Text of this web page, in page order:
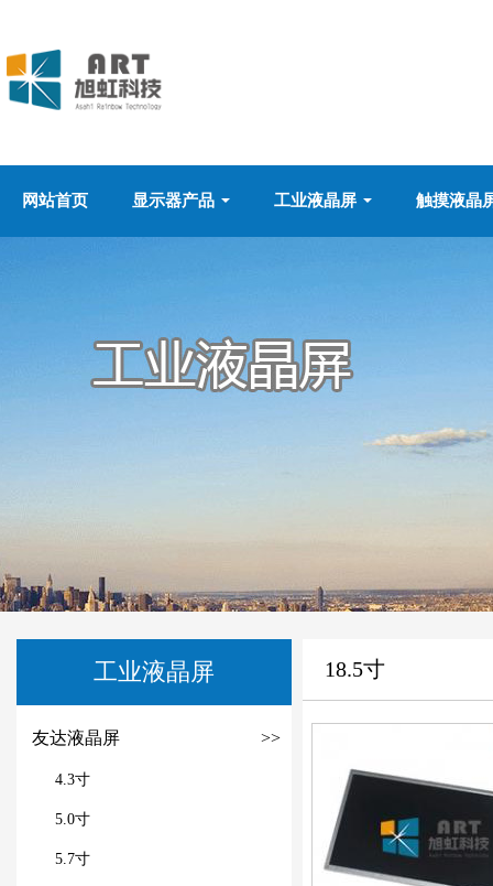
网站首页 显示器产品 工业液晶屏 触摸液晶
工业液晶屏
友达液晶屏 >>
4.3寸
5.0寸
5.7寸
18.5寸